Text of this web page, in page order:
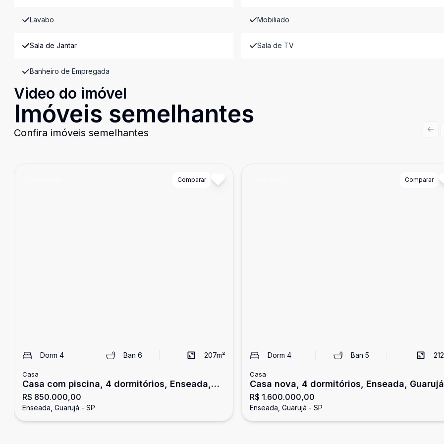
Lavabo Mobiliado
Sala de Jantar Sala de TV
Banheiro de Empregada
Video do imóvel
Imóveis semelhantes
Confira imóveis semelhantes
Comparar
Dorm 4 Ban 6 207m²
Casa
Casa com piscina, 4 dormitórios, Enseada,
Guarujá
R$ 850.000,00
Enseada, Guarujá - SP
Comparar
Dorm 4 Ban 5 212
Casa
Casa nova, 4 dormitórios, Enseada, Guarujá
R$ 1.600.000,00
Enseada, Guarujá - SP